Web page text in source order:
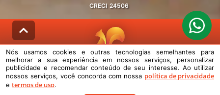
CRECI 24506
© DESENVOLVIDO PELAAGIL.NET
Nós usamos cookies e outras tecnologias semelhantes para melhorar a
sua experiência em nossos serviços, personalizar publicidade e
Nós usamos cookies e outras tecnologias semelhantes para
melhorar a sua experiência em nossos serviços, personalizar
publicidade e recomendar conteúdo de seu interesse. Ao utilizar
nossos serviços, você concorda com nossa política de privacidade
e termos de uso.